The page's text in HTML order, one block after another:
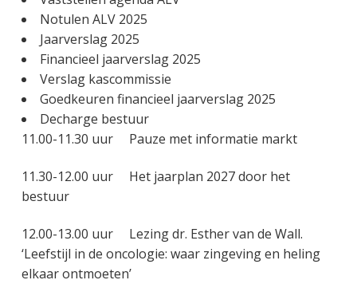
Notulen ALV 2025
Jaarverslag 2025
Financieel jaarverslag 2025
Verslag kascommissie
Goedkeuren financieel jaarverslag 2025
Decharge bestuur
11.00-11.30 uur Pauze met informatie markt
11.30-12.00 uur Het jaarplan 2027 door het
bestuur
12.00-13.00 uur Lezing dr. Esther van de Wall.
‘Leefstijl in de oncologie: waar zingeving en heling
elkaar ontmoeten’